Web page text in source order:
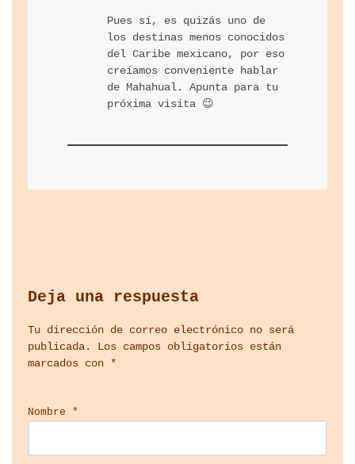
Pues sí, es quizás uno de
los destinas menos conocidos
del Caribe mexicano, por eso
creíamos conveniente hablar
de Mahahual. Apunta para tu
próxima visita 😉
Deja una respuesta
Tu dirección de correo electrónico no será
publicada.
Los campos obligatorios están
marcados con *
Nombre *